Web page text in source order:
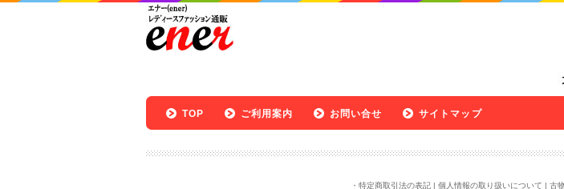
TOP ご利用案内 お問い合せ サイトマップ
・ 特定商取引法の表記 | 個人情報の取り扱いについて | 古